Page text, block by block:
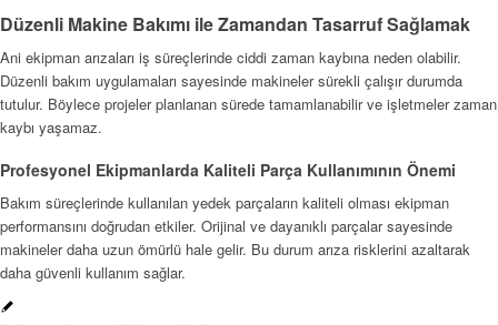
Düzenli Makine Bakımı ile Zamandan Tasarruf Sağlamak
Ani ekipman arızaları iş süreçlerinde ciddi zaman kaybına neden olabilir.
Düzenli bakım uygulamaları sayesinde makineler sürekli çalışır durumda
tutulur. Böylece projeler planlanan sürede tamamlanabilir ve işletmeler zaman
kaybı yaşamaz.
Profesyonel Ekipmanlarda Kaliteli Parça Kullanımının Önemi
Bakım süreçlerinde kullanılan yedek parçaların kaliteli olması ekipman
performansını doğrudan etkiler. Orijinal ve dayanıklı parçalar sayesinde
makineler daha uzun ömürlü hale gelir. Bu durum arıza risklerini azaltarak
daha güvenli kullanım sağlar.